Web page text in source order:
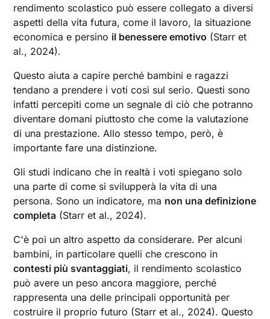
rendimento scolastico può essere collegato a diversi
aspetti della vita futura, come il lavoro, la situazione
economica e persino il benessere emotivo (Starr et
al., 2024).
Questo aiuta a capire perché bambini e ragazzi
tendano a prendere i voti così sul serio. Questi sono
infatti percepiti come un segnale di ciò che potranno
diventare domani piuttosto che come la valutazione
di una prestazione. Allo stesso tempo, però, è
importante fare una distinzione.
Gli studi indicano che in realtà i voti spiegano solo
una parte di come si svilupperà la vita di una
persona. Sono un indicatore, ma non una definizione
completa (Starr et al., 2024).
C'è poi un altro aspetto da considerare. Per alcuni
bambini, in particolare quelli che crescono in
contesti più svantaggiati, il rendimento scolastico
può avere un peso ancora maggiore, perché
rappresenta una delle principali opportunità per
costruire il proprio futuro (Starr et al., 2024). Questo